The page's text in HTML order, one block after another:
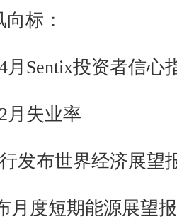
标：
Sentix投资者信心
失业率
布世界经济展望
度短期能源展望